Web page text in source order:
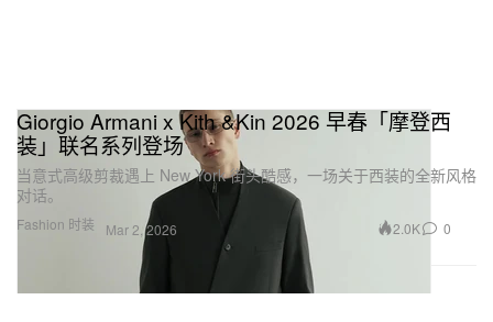
Fashion 时装
Giorgio Armani x Kith &Kin 2026 早春「摩登西
装」联名系列登场
当意式高级剪裁遇上 New York 街头酷感，一场关于西装的全新风格
对话。
Mar 2, 2026 2.0K 0